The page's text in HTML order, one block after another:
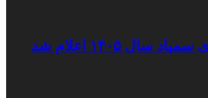
سال ۱۴۰۵ اعلام شد